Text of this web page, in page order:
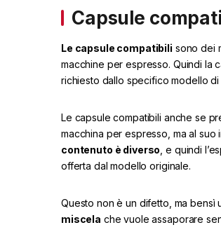
Capsule
Le capsule compatibili sono dei
macchine per espresso. Quindi la
richiesto dallo specifico modello
Le capsule compatibili anche se
macchina per espresso, ma al
contenuto è diverso , e quindi
offerta dal modello originale.
Questo non è un difetto, ma
miscela che vuole assaporare